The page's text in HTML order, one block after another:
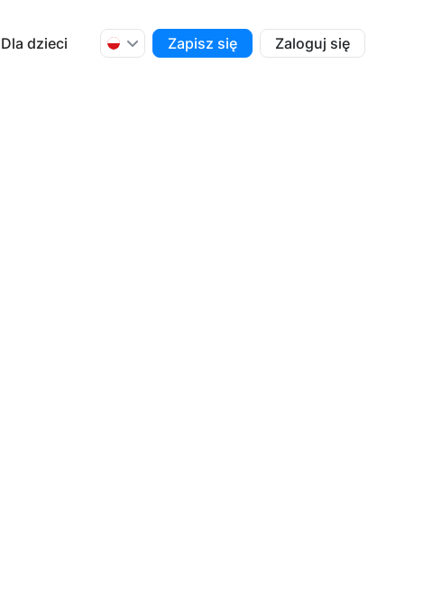
Dla dzieci Zapisz się Zaloguj się